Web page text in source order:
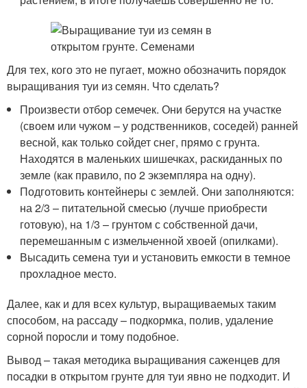
Для тех, кого это не пугает, можно обозначить порядок
выращивания туи из семян. Что сделать?
Произвести отбор семечек. Они берутся на участке
(своем или чужом – у родственников, соседей) ранней
весной, как только сойдет снег, прямо с грунта.
Находятся в маленьких шишечках, раскиданных по
земле (как правило, по 2 экземпляра на одну).
Подготовить контейнеры с землей. Они заполняются:
на 2/3 – питательной смесью (лучше приобрести
готовую), на 1/3 – грунтом с собственной дачи,
перемешанным с измельченной хвоей (опилками).
Высадить семена туи и установить емкости в темное
прохладное место.
Далее, как и для всех культур, выращиваемых таким
способом, на рассаду – подкормка, полив, удаление
сорной поросли и тому подобное.
Вывод – такая методика выращивания саженцев для
посадки в открытом грунте для туи явно не подходит. И